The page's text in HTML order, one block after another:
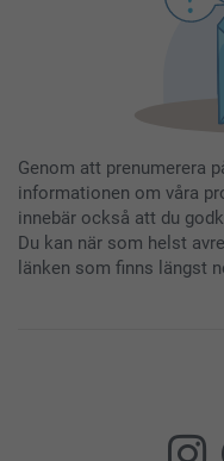
Genom att prenumerera
informationen om våra
innebär också att du
Du kan när som helst
länken som finns längst